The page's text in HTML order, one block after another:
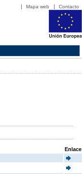
Mapa web Contacto
Enlace